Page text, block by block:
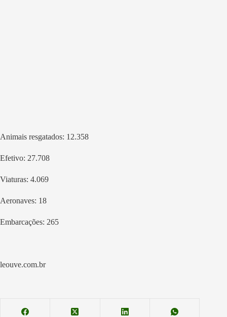
Animais resgatados: 12.358
Efetivo: 27.708
Viaturas: 4.069
Aeronaves: 18
Embarcações: 265
leouve.com.br